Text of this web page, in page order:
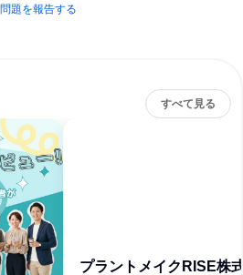
問題を報告する
すべて見る
プラントメイクRISE株